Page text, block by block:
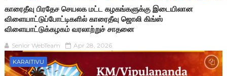
காரைதீவு பிரதேச செயலக மட்ட கழகங்களுக்கு இடையிலான
விளையாட்டுப்போட்டிகளில் காரைதீவு ஜொலி கிங்ஸ்
விளையாட்டுக்கழகம் வரலாற்றுச் சாதனை
Senior WebTeam Apr 28, 2026
KARAITIVU